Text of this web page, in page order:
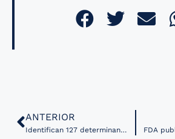
ANTERIOR
Identifican 127 determinantes digitales clave que impactan la salud, según la OMS